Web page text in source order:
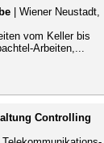
| Wiener Neustadt,
vom Keller bis
Arbeiten,...
Controlling